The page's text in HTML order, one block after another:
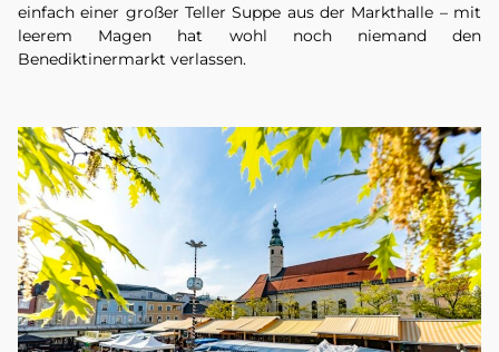
einfach einer großer Teller Suppe aus der Markthalle – mit
leerem Magen hat wohl noch niemand den
Benediktinermarkt verlassen.